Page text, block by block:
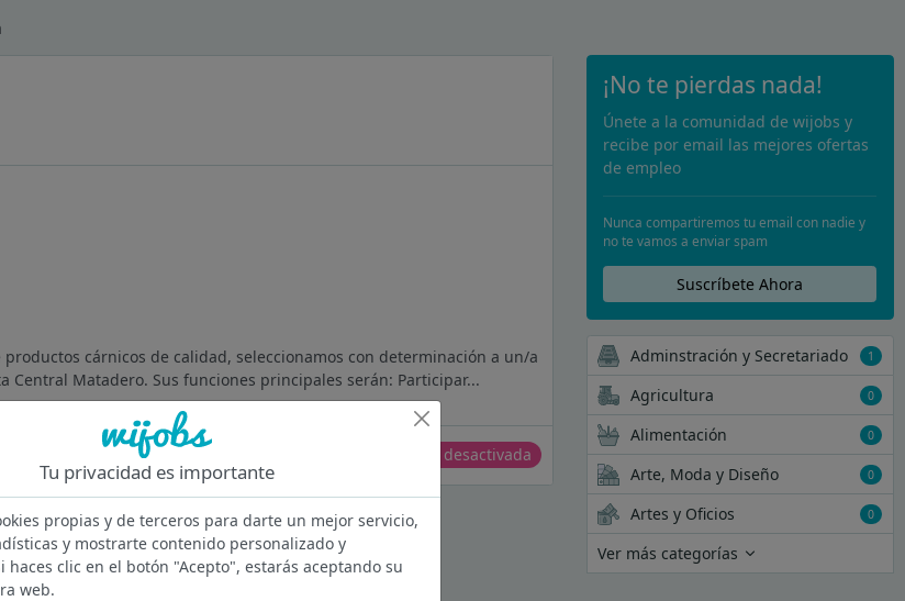
cárnicos de calidad, seleccionamos con determinación a un/a
Central Matadero. Sus funciones principales serán: Participar...
Oferta desactivada
¡No te pierdas nada!
Únete a la comunidad de wijobs y
recibe por email las mejores ofertas
de empleo
Nunca compartiremos tu email con nadie y
no te vamos a enviar spam
Suscríbete Ahora
Adminstración y Secretariado 1
Agricultura 0
Alimentación 0
Arte, Moda y Diseño 0
Artes y Oficios 0
Ver más categorías
Tu privacidad es importante
propias y de terceros para darte un mejor servicio,
y mostrarte contenido personalizado y
haces clic en el botón "Acepto", estarás aceptando su
web.